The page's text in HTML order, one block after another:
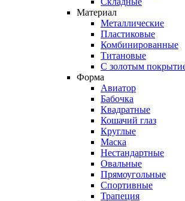
Материал
Металлические
Пластиковые
Комбинированные
Титановые
С золотым
Форма
Авиатор
Бабочка
Квадратные
Кошачий глаз
Круглые
Маска
Нестандартные
Овальные
Прямоугольные
Спортивные
Трапеция